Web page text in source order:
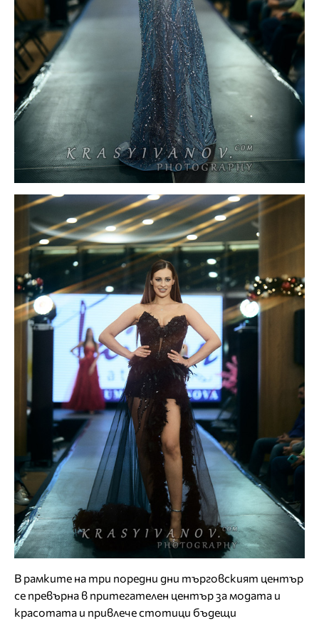
В рамките на три поредни дни търговският център
се превърна в притегателен център за модата и
красотата и привлече стотици бъдещи